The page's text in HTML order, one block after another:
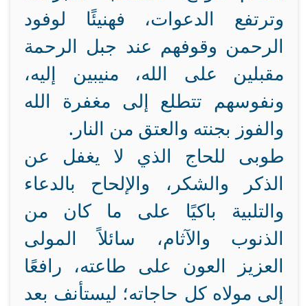
وترتفع الدعوات، فهنيئًا لوفود
الرحمن وقوفهم عند جبل الرحمة
مقبلين على الله، منيبين إليه،
ونفوسهم تتطلع إلى مغفرة الله
والفوز بجنته والعتق من النار.
طوبى للحاج الذي لا يغفل عن
الذكر والشكر، والإلحاح بالدعاء
والتلبية باكيًا على ما كان من
الذنوب والآثام، سائلاً المولى
العزيز العون على طاعته، رافعًا
إلى مولاه كل حاجاته؛ ليستأنف بعد